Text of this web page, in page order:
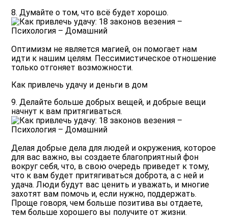
8. Думайте о том, что всё будет хорошо.
Оптимизм не является магией, он помогает нам
идти к нашим целям. Пессимистическое отношение
только отгоняет возможности.
Как привлечь удачу и деньги в дом
9. Делайте больше добрых вещей, и добрые вещи
начнут к вам притягиваться.
Делая добрые дела для людей и окружения, которое
для вас важно, вы создаете благоприятный фон
вокруг себя, что, в свою очередь приведет к тому,
что к вам будет притягиваться доброта, а с ней и
удача. Люди будут вас ценить и уважать, и многие
захотят вам помочь и, если нужно, поддержать.
Проще говоря, чем больше позитива вы отдаете,
тем больше хорошего вы получите от жизни.